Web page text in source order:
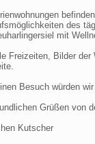
des
mit
Freizeiten, Bilder der
Besuch würden
Grüßen von
Kutscher